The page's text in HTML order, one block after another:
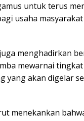
untuk terus
usaha
menghadirkan
mewarnai tingkat
akan digelar
menekankan